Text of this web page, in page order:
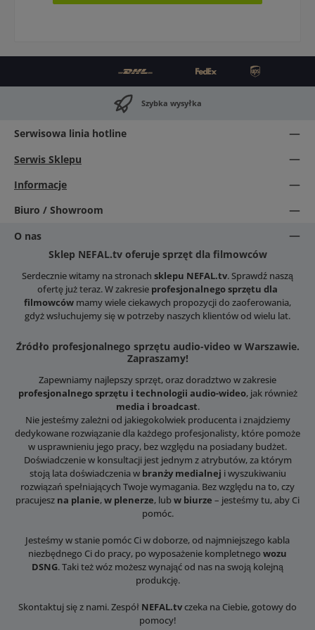
Szybka wysyłka
Serwisowa linia hotline
Serwis Sklepu
Informacje
Biuro / Showroom
O nas
Sklep NEFAL.tv oferuje sprzęt dla filmowców
Serdecznie witamy na stronach sklepu NEFAL.tv. Sprawdź naszą
ofertę już teraz. W zakresie profesjonalnego sprzętu dla
filmowców mamy wiele ciekawych propozycji do zaoferowania,
gdyż wsłuchujemy się w potrzeby naszych klientów od wielu lat.
Źródło profesjonalnego sprzętu audio-video w Warszawie.
Zapraszamy!
Zapewniamy najlepszy sprzęt, oraz doradztwo w zakresie
profesjonalnego sprzętu i technologii audio-wideo, jak również
media i broadcast.
Nie jesteśmy zależni od jakiegokolwiek producenta i znajdziemy
dedykowane rozwiązanie dla każdego profesjonalisty, które pomoże
w usprawnieniu jego pracy, bez względu na posiadany budżet.
Doświadczenie w konsultacji jest jednym z atrybutów, za którym
stoją lata doświadczenia w branży medialnej i wyszukiwaniu
rozwiązań spełniających Twoje wymagania. Bez względu na to, czy
pracujesz na planie,w plenerze, lubw biurze – jesteśmy tu, aby Ci
pomóc.
Jesteśmy w stanie pomóc Ci w doborze, od najmniejszego kabla
niezbędnego Ci do pracy, po wyposażenie kompletnego wozu
DSNG. Taki też wóz możesz wynająć od nas na swoją kolejną
produkcję.
Skontaktuj się z nami. Zespół NEFAL.tvczeka na Ciebie, gotowy do
pomocy!